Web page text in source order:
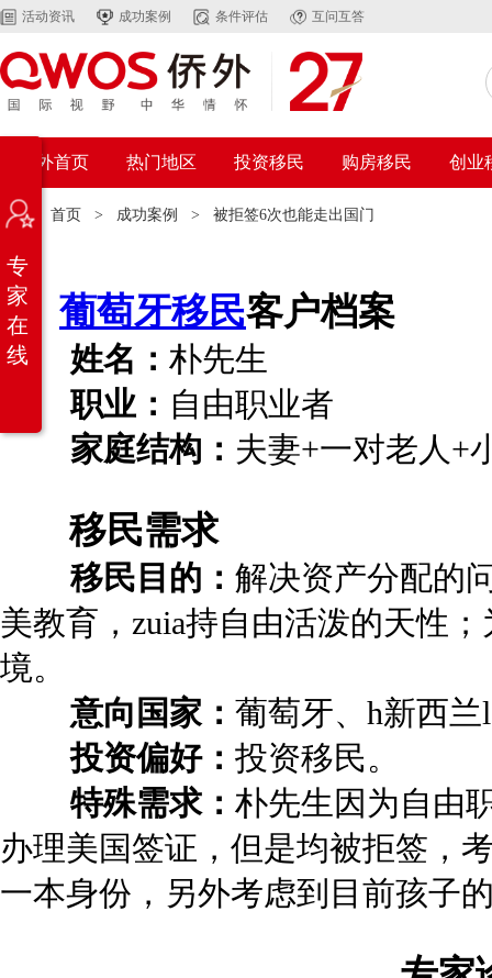
活动资讯 成功案例 条件评估 互问互答
侨外首页 热门地区 投资移民 购房移民 创业
位置： 首页 > 成功案例 > 被拒签6次也能走出国门
葡萄牙移民客户档案
姓名： 朴先生
职业： 自由职业者
家庭结构： 夫妻+一对老人+
移民需求
移民目的： 解决资产分配的
美教育，zuia持自由活泼的天性
境。
意向国家： 葡萄牙、h新西兰
投资偏好： 投资移民。
特殊需求： 朴先生因为自由
办理美国签证，但是均被拒签，
一本身份，另外考虑到目前孩子
专
家
在
线